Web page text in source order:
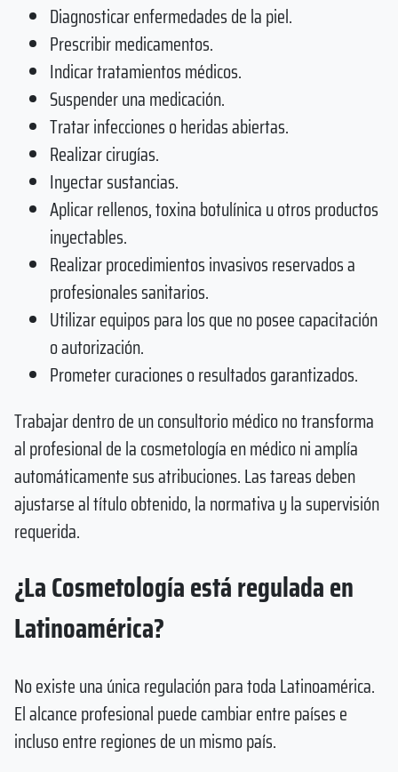
Diagnosticar enfermedades de la piel.
Prescribir medicamentos.
Indicar tratamientos médicos.
Suspender una medicación.
Tratar infecciones o heridas abiertas.
Realizar cirugías.
Inyectar sustancias.
Aplicar rellenos, toxina botulínica u otros productos
inyectables.
Realizar procedimientos invasivos reservados a
profesionales sanitarios.
Utilizar equipos para los que no posee capacitación
o autorización.
Prometer curaciones o resultados garantizados.
Trabajar dentro de un consultorio médico no transforma
al profesional de la cosmetología en médico ni amplía
automáticamente sus atribuciones. Las tareas deben
ajustarse al título obtenido, la normativa y la supervisión
requerida.
¿La Cosmetología está regulada en
Latinoamérica?
No existe una única regulación para toda Latinoamérica.
El alcance profesional puede cambiar entre países e
incluso entre regiones de un mismo país.